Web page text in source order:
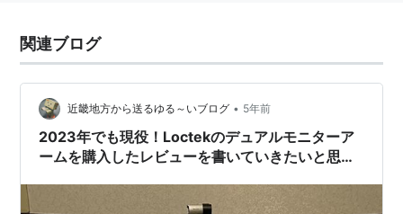
関連ブログ
近畿地方から送るゆる～いブログ • 5年前
2023年でも現役！Loctekのデュアルモニターア
ームを購入したレビューを書いていきたいと思う-